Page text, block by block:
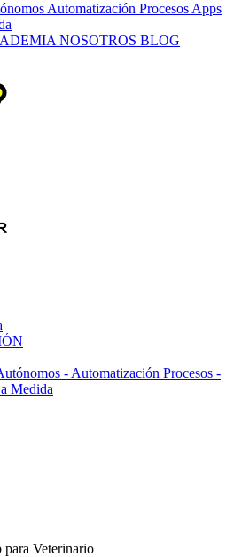
Automatización Procesos Apps
NOSOTROS BLOG
- Automatización Procesos -
Medida
para Veterinario